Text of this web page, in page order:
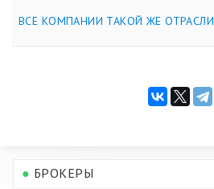
ВСЕ КОМПАНИИ ТАКОЙ ЖЕ ОТРАСЛИ
● БРОКЕРЫ